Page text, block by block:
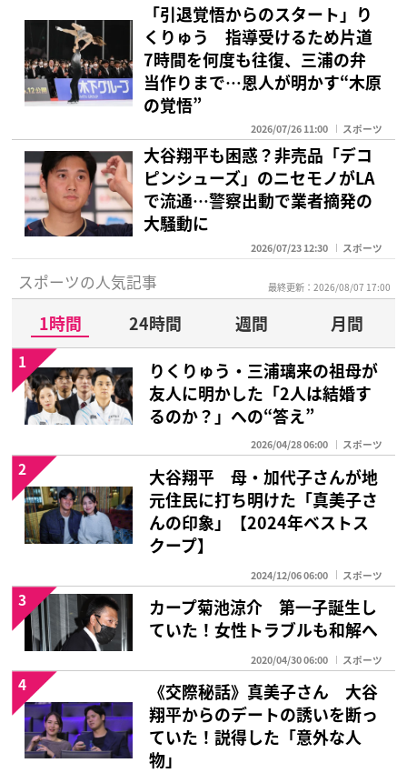
「引退覚悟からのスタート」り
くりゅう 指導受けるため片道
7時間を何度も往復、三浦の弁
当作りまで…恩人が明かす“木原
の覚悟”
2026/07/26 11:00 スポーツ
大谷翔平も困惑？非売品「デコ
ピンシューズ」のニセモノがLA
で流通…警察出動で業者摘発の
大騒動に
2026/07/23 12:30 スポーツ
スポーツの人気記事 最終更新：2026/08/07 17:00
1時間 24時間 週間
月間
りくりゅう・三浦璃来の祖母が
友人に明かした「2人は結婚す
るのか？」への“答え”
2026/04/28 06:00 スポーツ
1
大谷翔平 母・加代子さんが地
元住民に打ち明けた「真美子さ
んの印象」【2024年ベストス
クープ】
2024/12/06 06:00 スポーツ
2
カープ菊池涼介 第一子誕生し
ていた！女性トラブルも和解へ
2020/04/30 06:00 スポーツ
3
《交際秘話》真美子さん 大谷
翔平からのデートの誘いを断っ
ていた！説得した「意外な人
物」
4